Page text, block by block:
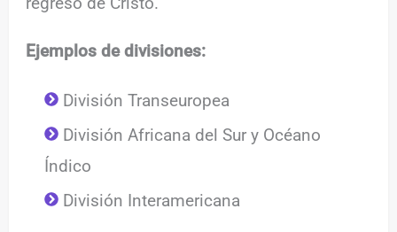
Ejemplos de divisiones:
División Transeuropea
División Africana del Sur y Océano
Índico
División Interamericana